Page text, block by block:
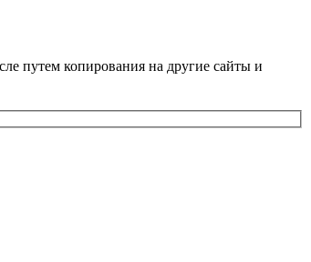
путем копирования на другие сайты и